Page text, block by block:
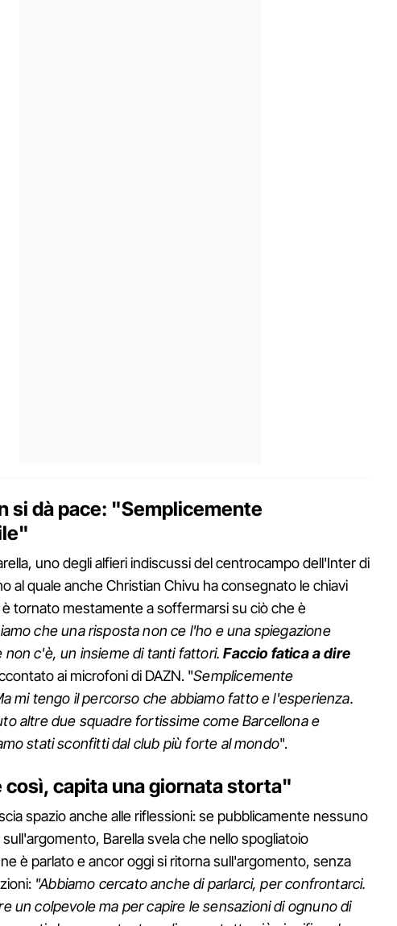
si dà pace: "Semplicemente
uno degli alfieri indiscussi del centrocampo dell'Inter di
al quale anche Christian Chivu ha consegnato le chiavi
è tornato mestamente a soffermarsi su ciò che è
che una risposta non ce l'ho e una spiegazione
non c'è, un insieme di tanti fattori.Faccio fatica a dire
ai microfoni di DAZN. "Semplicemente
mi tengo il percorso che abbiamo fatto e l'esperienza.
altre due squadre fortissime come Barcellona e
stati sconfitti dal club più forte al mondo".
così, capita una giornata storta"
spazio anche alle riflessioni: se pubblicamente nessuno
Barella svela che nello spogliatoio
è parlato e ancor oggi si ritorna sull'argomento, senza
"Abbiamo cercato anche di parlarci, per confrontarci.
un colpevole ma per capire le sensazioni di ognuno di